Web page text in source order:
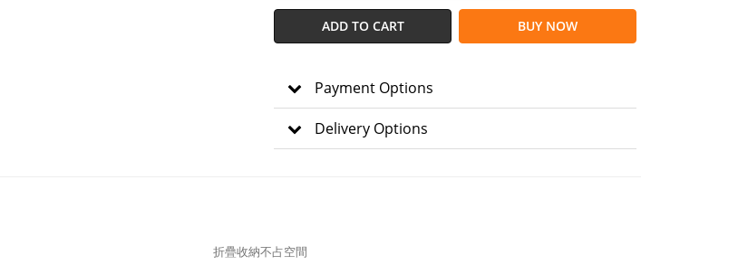
ADD TO CART BUY NOW
Payment Options
Delivery Options
折疊收納不占空間